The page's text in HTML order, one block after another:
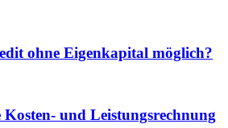
ohne Eigenkapital möglich?
Kosten- und Leistungsrechnung